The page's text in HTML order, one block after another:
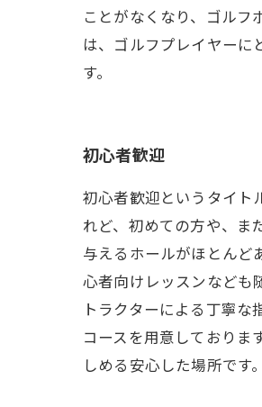
ことがなくなり、ゴル
は、ゴルフプレイヤーに
す。
初心者歓迎
初心者歓迎というタイト
れど、初めての方や、ま
与えるホールがほとんど
心者向けレッスンなども
トラクターによる丁寧
コースを用意しておりま
しめる安心した場所です